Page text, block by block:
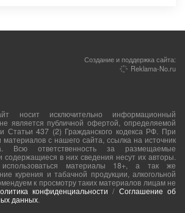
Создание и поддержка сайта:
Reklama-No.ru
носит исключительно информационный
является публичной офертой, определяемой
Статьи 437 (2) Гражданского кодекса РФ. При
материалов с нашего сайта, ссылка на источник
Всю ответственность за размещаемые
содержащиеся в них сведения несут их авторы.
материалы 18+, а так же
курения и табачной продукции, алкогольной
к просмотру таких материалов лицам не
конфиденциальности / Соглашение об
данных.